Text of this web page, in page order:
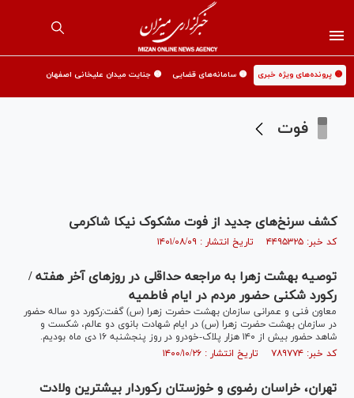
🟡 پرونده‌های ویژه خبری 🟡 سامانه‌های قضایی 🟡 جنایت میدان علیخانی اصفهان
فوت
کشف سرنخ‌های جدید از فوت مشکوک نیکا شاکرمی
کد خبر: ۴۴۹۵۳۲۵ تاریخ انتشار : ۱۴۰۱/۰۸/۰۹
توصیه بهشت زهرا به مراجعه حداقلی در روز‌های آخر هفته /
رکورد شکنی حضور مردم در ایام فاطمیه
معاون فنی و عمرانی سازمان بهشت حضرت زهرا (س) گفت:رکورد دو ساله حضور
در سازمان بهشت حضرت زهرا (س) در ایام شهادت بانوی دو عالم، شکست و
شاهد حضور بیش از ۱۴۰ هزار پلاک-خودرو در روز پنجشنبه ۱۶ دی ماه بودیم.
کد خبر: ۷۸۹۷۷۴ تاریخ انتشار : ۱۴۰۰/۱۰/۲۶
تهران، خراسان رضوی و خوزستان رکوردار بیشترین ولادت